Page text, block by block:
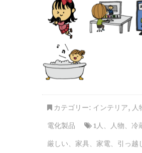
カテゴリー: インテリア, 人
電化製品
1人 、 人物、 冷
厳しい、 家具、 家電、 引っ越